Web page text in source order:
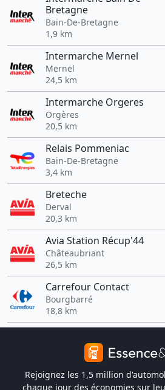
Bretagne
Bain-De-Bretagne
1,9 km
Intermarche Mernel
Mernel
24,5 km
Intermarche Orgeres
Orgères
20,5 km
Relais Pommeniac
Bain-De-Bretagne
3,4 km
Breteche
Derval
20,3 km
Avia Station Récup'44
Châteaubriant
26,5 km
Carrefour Contact
Bourgbarré
18,8 km
Rejoignez les 1,5 million
chaque jour des économies sur